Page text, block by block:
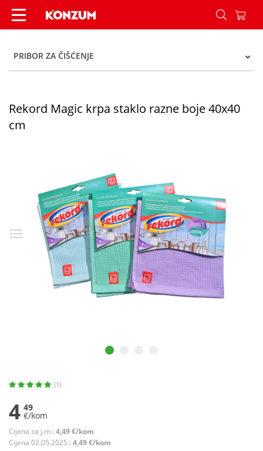
Rekord Magic krpa staklo razne boje 40x40 cm -
PRIBOR ZA ČIŠĆENJE
Rekord Magic krpa staklo razne boje 40x40
cm
(1)
4 49
€/kom
Cijena za j.m.: 4,49 €/kom
Cijena 02.05.2025.: 4,49 €/kom